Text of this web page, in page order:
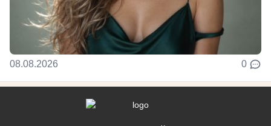
08.08.2026 0